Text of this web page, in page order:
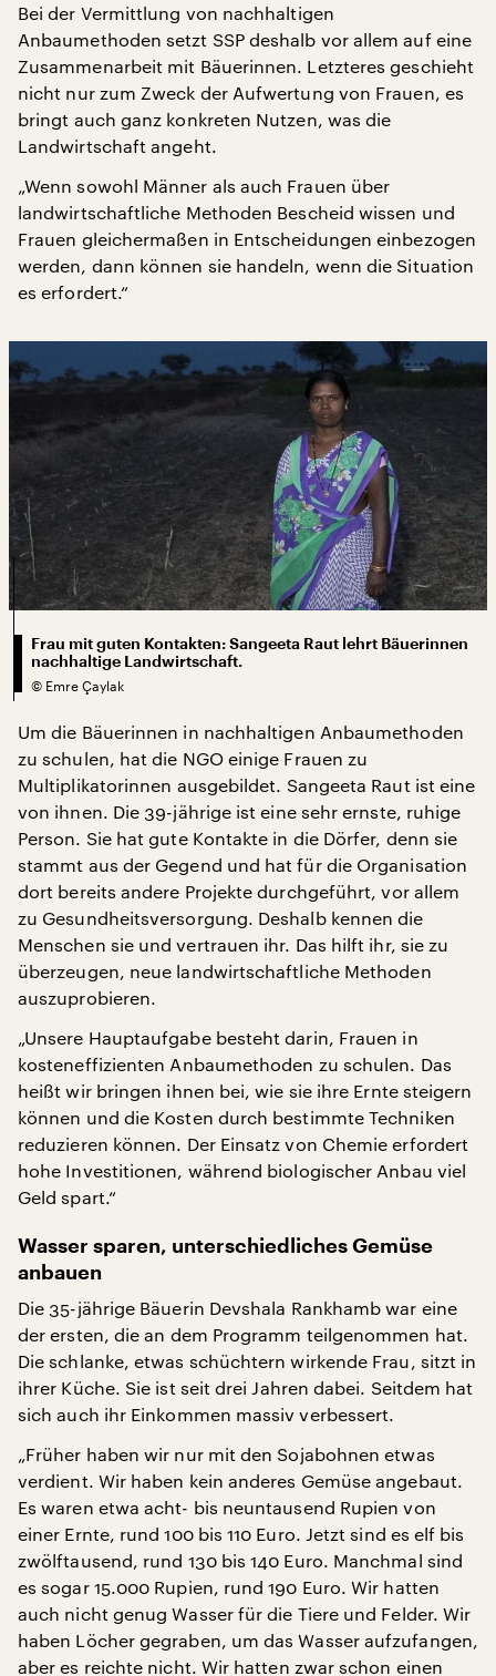
Bei der Vermittlung von nachhaltigen
Anbaumethoden setzt SSP deshalb vor allem auf eine
Zusammenarbeit mit Bäuerinnen. Letzteres geschieht
nicht nur zum Zweck der Aufwertung von Frauen, es
bringt auch ganz konkreten Nutzen, was die
Landwirtschaft angeht.
„Wenn sowohl Männer als auch Frauen über
landwirtschaftliche Methoden Bescheid wissen und
Frauen gleichermaßen in Entscheidungen einbezogen
werden, dann können sie handeln, wenn die Situation
es erfordert.“
Frau mit guten Kontakten: Sangeeta Raut lehrt Bäuerinnen
nachhaltige Landwirtschaft.
© Emre Çaylak
Um die Bäuerinnen in nachhaltigen Anbaumethoden
zu schulen, hat die NGO einige Frauen zu
Multiplikatorinnen ausgebildet. Sangeeta Raut ist eine
von ihnen. Die 39-jährige ist eine sehr ernste, ruhige
Person. Sie hat gute Kontakte in die Dörfer, denn sie
stammt aus der Gegend und hat für die Organisation
dort bereits andere Projekte durchgeführt, vor allem
zu Gesundheitsversorgung. Deshalb kennen die
Menschen sie und vertrauen ihr. Das hilft ihr, sie zu
überzeugen, neue landwirtschaftliche Methoden
auszuprobieren.
„Unsere Hauptaufgabe besteht darin, Frauen in
kosteneffizienten Anbaumethoden zu schulen. Das
heißt wir bringen ihnen bei, wie sie ihre Ernte steigern
können und die Kosten durch bestimmte Techniken
reduzieren können. Der Einsatz von Chemie erfordert
hohe Investitionen, während biologischer Anbau viel
Geld spart.“
Wasser sparen, unterschiedliches Gemüse
anbauen
Die 35-jährige Bäuerin Devshala Rankhamb war eine
der ersten, die an dem Programm teilgenommen hat.
Die schlanke, etwas schüchtern wirkende Frau, sitzt in
ihrer Küche. Sie ist seit drei Jahren dabei. Seitdem hat
sich auch ihr Einkommen massiv verbessert.
„Früher haben wir nur mit den Sojabohnen etwas
verdient. Wir haben kein anderes Gemüse angebaut.
Es waren etwa acht- bis neuntausend Rupien von
einer Ernte, rund 100 bis 110 Euro. Jetzt sind es elf bis
zwölftausend, rund 130 bis 140 Euro. Manchmal sind
es sogar 15.000 Rupien, rund 190 Euro. Wir hatten
auch nicht genug Wasser für die Tiere und Felder. Wir
haben Löcher gegraben, um das Wasser aufzufangen,
aber es reichte nicht. Wir hatten zwar schon einen